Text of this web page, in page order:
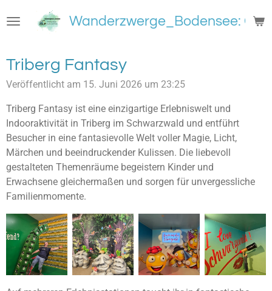
Hauptinhalt
Wanderzwerge_Bodensee:
Triberg Fantasy
Veröffentlicht am 15. Juni 2026 um 23:25
Triberg Fantasy ist eine einzigartige Erlebniswelt und
Indooraktivität in Triberg im Schwarzwald und entführt
Besucher in eine fantasievolle Welt voller Magie, Licht,
Märchen und beeindruckender Kulissen. Die liebevoll
gestalteten Themenräume begeistern Kinder und
Erwachsene gleichermaßen und sorgen für unvergessliche
Familienmomente.